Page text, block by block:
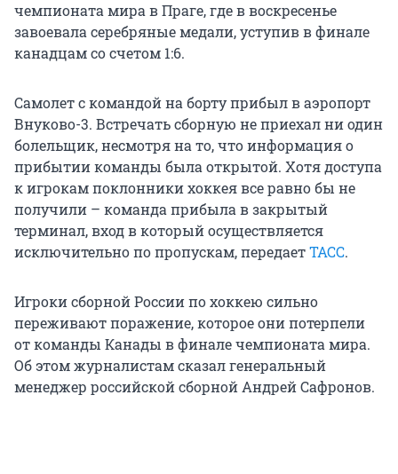
чемпионата мира в Праге, где в воскресенье
завоевала серебряные медали, уступив в финале
канадцам со счетом 1:6.
Самолет с командой на борту прибыл в аэропорт
Внуково-3. Встречать сборную не приехал ни один
болельщик, несмотря на то, что информация о
прибытии команды была открытой. Хотя доступа
к игрокам поклонники хоккея все равно бы не
получили – команда прибыла в закрытый
терминал, вход в который осуществляется
исключительно по пропускам, передаетТАСС.
Игроки сборной России по хоккею сильно
переживают поражение, которое они потерпели
от команды Канады в финале чемпионата мира.
Об этом журналистам сказал генеральный
менеджер российской сборной Андрей Сафронов.